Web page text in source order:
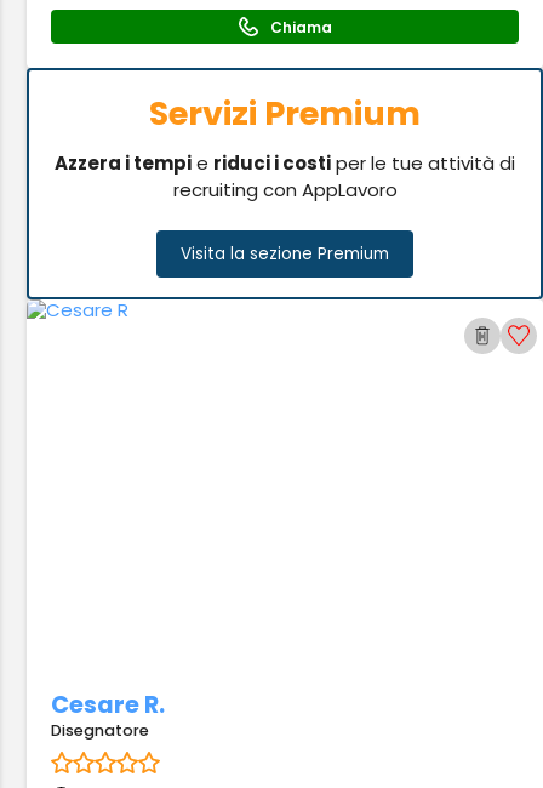
Chiama
Servizi Premium
Azzera i tempie riduci i costiper le tue attività di
recruiting con AppLavoro
Visita la sezione Premium
Cesare R.
Disegnatore